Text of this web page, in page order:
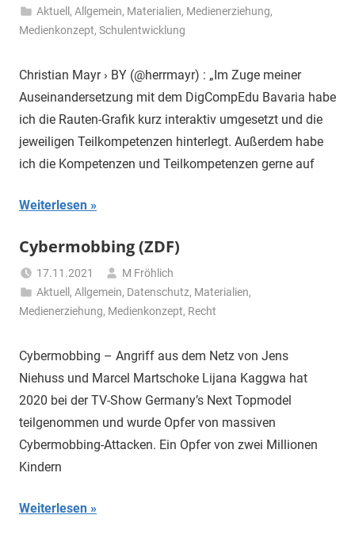
Aktuell ,Allgemein, Materialien, Medienerziehung,
Medienkonzept, Schulentwicklung
Christian Mayr › BY (@herrmayr) : „Im Zuge meiner
Auseinandersetzung mit dem DigCompEdu Bavaria habe
ich die Rauten-Grafik kurz interaktiv umgesetzt und die
jeweiligen Teilkompetenzen hinterlegt. Außerdem habe
ich die Kompetenzen und Teilkompetenzen gerne auf
Weiterlesen
Cybermobbing (ZDF)
17.11.2021
M Fröhlich
Aktuell ,Allgemein, Datenschutz, Materialien,
Medienerziehung, Medienkonzept, Recht
Cybermobbing – Angriff aus dem Netz von Jens
Niehuss und Marcel Martschoke Lijana Kaggwa hat
2020 bei der TV-Show Germany’s Next Topmodel
teilgenommen und wurde Opfer von massiven
Cybermobbing-Attacken. Ein Opfer von zwei Millionen
Kindern
Weiterlesen